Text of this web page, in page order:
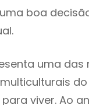
boa
uma das
viver. Ao